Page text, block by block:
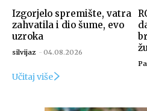
Izgorjelo spremište, vatra
zahvatila i dio šume, evo
uzroka
silvijaz - 04.08.2026
Učitaj više